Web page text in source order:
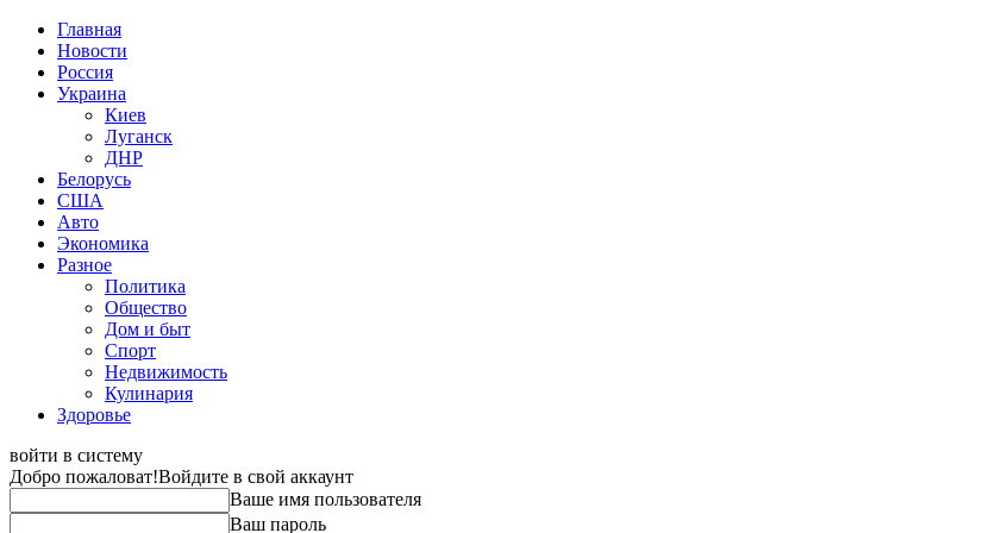
Главная
Новости
Россия
Украина
Киев
Луганск
ДНР
Белорусь
США
Авто
Экономика
Разное
Политика
Общество
Дом и быт
Спорт
Недвижимость
Кулинария
Здоровье
войти в систему
Добро пожаловат!Войдите в свой аккаунт
Ваше имя пользователя
Ваш пароль